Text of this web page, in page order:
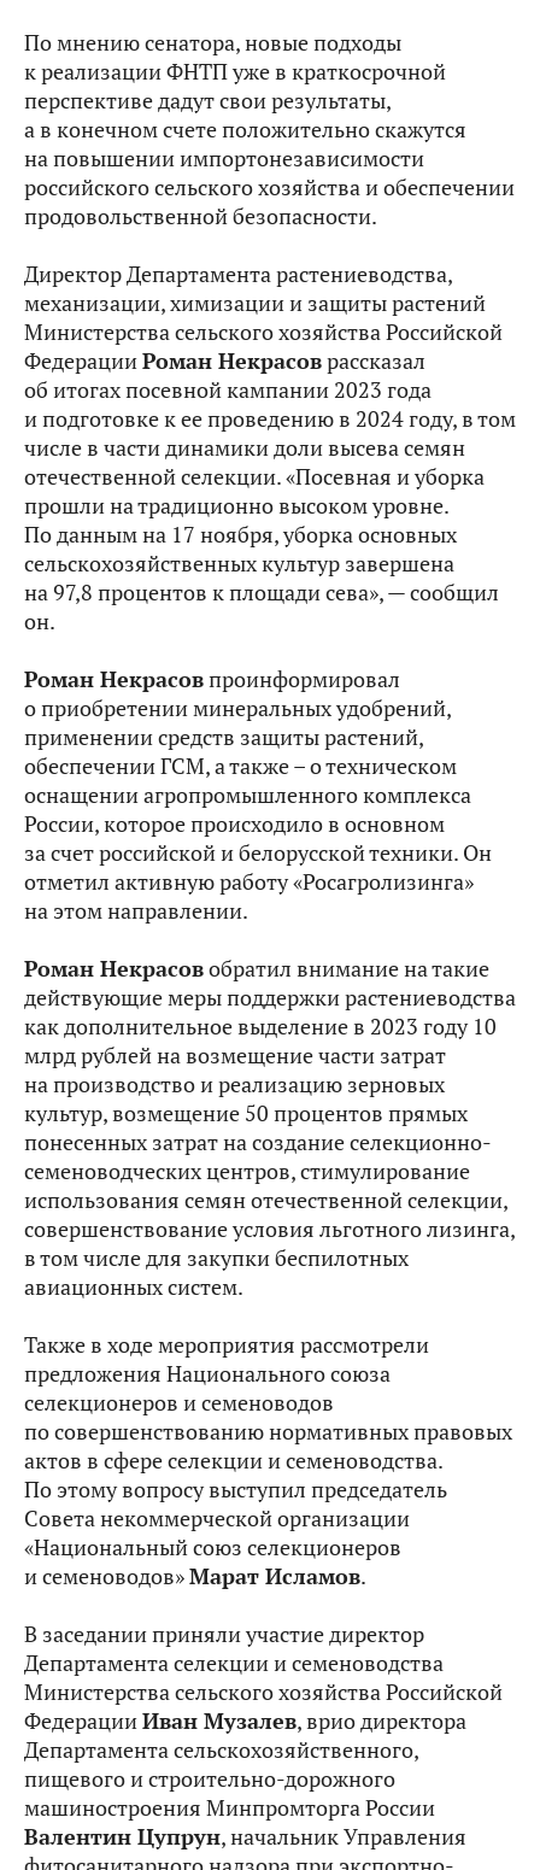
По мнению сенатора, новые подходы
к реализации ФНТП уже в краткосрочной
перспективе дадут свои результаты,
а в конечном счете положительно скажутся
на повышении импортонезависимости
российского сельского хозяйства и обеспечении
продовольственной безопасности.
Директор Департамента растениеводства,
механизации, химизации и защиты растений
Министерства сельского хозяйства Российской
ФедерацииРоман Некрасоврассказал
об итогах посевной кампании 2023 года
и подготовке к ее проведению в 2024 году, в том
числе в части динамики доли высева семян
отечественной селекции. «Посевная и уборка
прошли на традиционно высоком уровне.
По данным на 17 ноября, уборка основных
сельскохозяйственных культур завершена
на 97,8 процентов к площади сева», — сообщил
он.
Роман Некрасовпроинформировал
о приобретении минеральных удобрений,
применении средств защиты растений,
обеспечении ГСМ, а также – о техническом
оснащении агропромышленного комплекса
России, которое происходило в основном
за счет российской и белорусской техники. Он
отметил активную работу «Росагролизинга»
на этом направлении.
Роман Некрасовобратил внимание на такие
действующие меры поддержки растениеводства
как дополнительное выделение в 2023 году 10
млрд рублей на возмещение части затрат
на производство и реализацию зерновых
культур, возмещение 50 процентов прямых
понесенных затрат на создание селекционно-
семеноводческих центров, стимулирование
использования семян отечественной селекции,
совершенствование условия льготного лизинга,
в том числе для закупки беспилотных
авиационных систем.
Также в ходе мероприятия рассмотрели
предложения Национального союза
селекционеров и семеноводов
по совершенствованию нормативных правовых
актов в сфере селекции и семеноводства.
По этому вопросу выступил председатель
Совета некоммерческой организации
«Национальный союз селекционеров
и семеноводов»Марат Исламов.
В заседании приняли участие директор
Департамента селекции и семеноводства
Министерства сельского хозяйства Российской
ФедерацииИван Музалев, врио директора
Департамента сельскохозяйственного,
пищевого и строительно-дорожного
машиностроения Минпромторга России
Валентин Цупрун, начальник Управления